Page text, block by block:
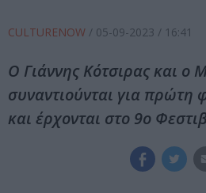
CULTURENOW / 05-09-2023 / 16:41
Ο Γιάννης Κότσιρας και ο
συναντιούνται για πρώτη
και έρχονται στο 9ο